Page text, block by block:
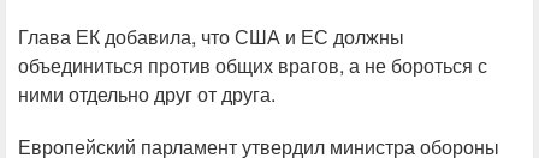
Глава ЕК добавила, что США и ЕС должны
объединиться против общих врагов, а не бороться с
ними отдельно друг от друга.
Европейский парламент утвердил министра обороны